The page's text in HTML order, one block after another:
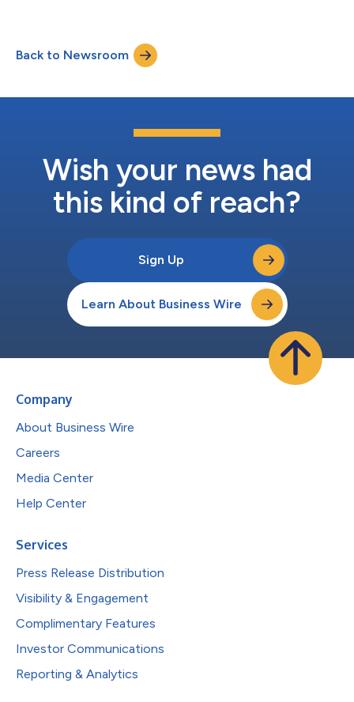
滴度数字聚合酶链式反应(ddPCR)和下一代测序(NGS)技术，开发
了一系列用于靶向肿瘤、罕见病及产前/植入前诊断的伴随诊断
(CDx)检测，这些检测是为配合CCM Bio个性化医学治疗(Rx)管线
IVD测试、PCR试剂及酶促DNA/RNA合成过程中使用的酶进行了改
普林斯顿大学历史上发明的5项创收最高的技术之一 重点领域1和2
基于公司的专利技术。这些技术源于联合创始人兼首席执行官Raj
Back to Newsroom
Wish your news had
this kind of reach?
Sign Up
Learn About Business Wire
Company
About Business Wire
Careers
Media Center
Help Center
Services
Press Release Distribution
Visibility & Engagement
Complimentary Features
Investor Communications
Reporting & Analytics